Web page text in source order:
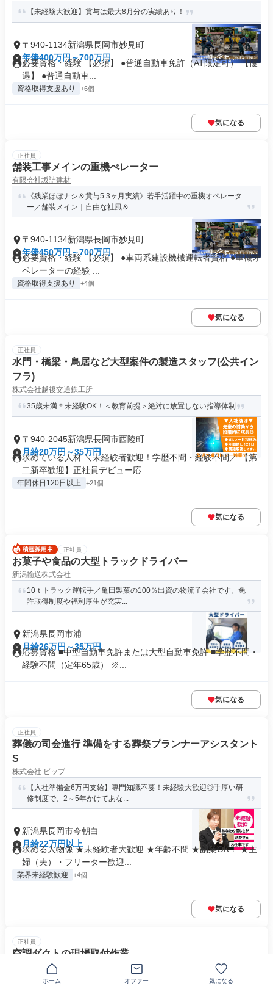
【未経験大歓迎】賞与は最大8月分の実績あり！
〒940-1134新潟県長岡市妙見町
年俸400万円～700万円
必要資格・経験 【必須】 ●普通自動車免許（AT限定可） 【優
遇】 ●普通自動車...
資格取得支援あり +6個
気になる
正社員
舗装工事メインの重機ぺレーター
有限会社坂詰建材
《残業ほぼナシ＆賞与5.3ヶ月実績》若手活躍中の重機オペレータ
ー／舗装メイン｜自由な社風＆...
〒940-1134新潟県長岡市妙見町
年俸450万円～700万円
必要資格・経験 【必須】 ●車両系建設機械運転者資格 ●重機オ
ペレーターの経験 ...
資格取得支援あり +4個
気になる
正社員
水門・橋梁・鳥居など大型案件の製造スタッフ(公共イン
フラ)
株式会社越後交通鉄工所
35歳未満＊未経験OK！＜教育前提＞絶対に放置しない指導体制
〒940-2045新潟県長岡市西陵町
月給20万円～35万円
求めている人材 ＼未経験者歓迎！学歴不問・経験不問／ 【第
二新卒歓迎】正社員デビュー応...
年間休日120日以上 +21個
気になる
正社員
お菓子や食品の大型トラックドライバー
新潟輸送株式会社
10ｔトラック運転手／亀田製菓の100％出資の物流子会社です。免
許取得制度や福利厚生が充実...
新潟県長岡市浦
月給26万円～35万円
応募資格 ■中型自動車免許または大型自動車免許 ■学歴不問・
経験不問（定年65歳） ※...
気になる
正社員
葬儀の司会進行 準備をする葬祭プランナーアシスタント
S
株式会社 ビップ
【入社準備金6万円支給】専門知識不要！未経験大歓迎◎手厚い研
修制度で、2～5年かけてあな...
新潟県長岡市今朝白
月給22万円以上
求める人物像 ★未経験者大歓迎 ★年齢不問 ★副業OK！ ★主
婦（夫）・フリーター歓迎...
業界未経験歓迎 +4個
気になる
正社員
空調ダクトの現場取付作業
株式会社大晃温調
＜業界未経験大歓迎＞未経験から一流の職人へ★やりがいある職場
ホーム オファー 気になる